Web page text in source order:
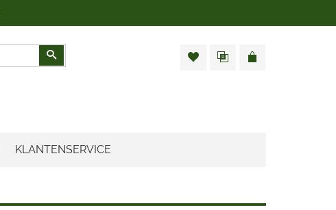
Zoeken
KLANTENSERVICE